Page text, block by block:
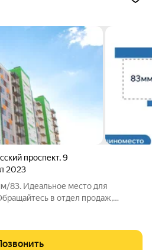
проспект,9
2023
83. Идеальное место для
в отдел продаж,
и в качестве инвестиций! В ПАО
со